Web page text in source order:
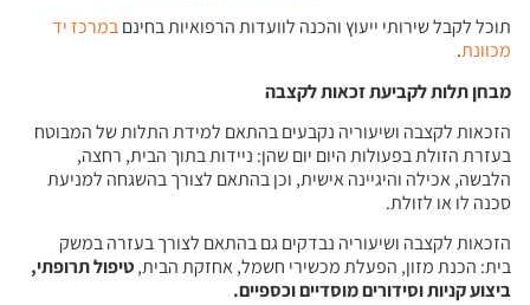
תוכל לקבל שירותי ייעוץ והכנה לוועדות הרפואיות בחינםבמרכז יד
מכוונת.
מבחן תלות לקביעת זכאות לקצבה
הזכאות לקצבה ושיעוריה נקבעים בהתאם למידת התלות של המבוטח
בעזרת הזולת בפעולות היום יום שהן: ניידות בתוך הבית, רחצה,
הלבשה, אכילה והיגיינה אישית, וכן בהתאם לצורך בהשגחה למניעת
סכנה לו או לזולת.
הזכאות לקצבה ושיעוריה נבדקים גם בהתאם לצורך בעזרה במשק
בית: הכנת מזון, הפעלת מכשירי חשמל, אחזקת הבית,טיפול תרופתי,
ביצוע קניות וסידורים מוסדיים וכספיים.